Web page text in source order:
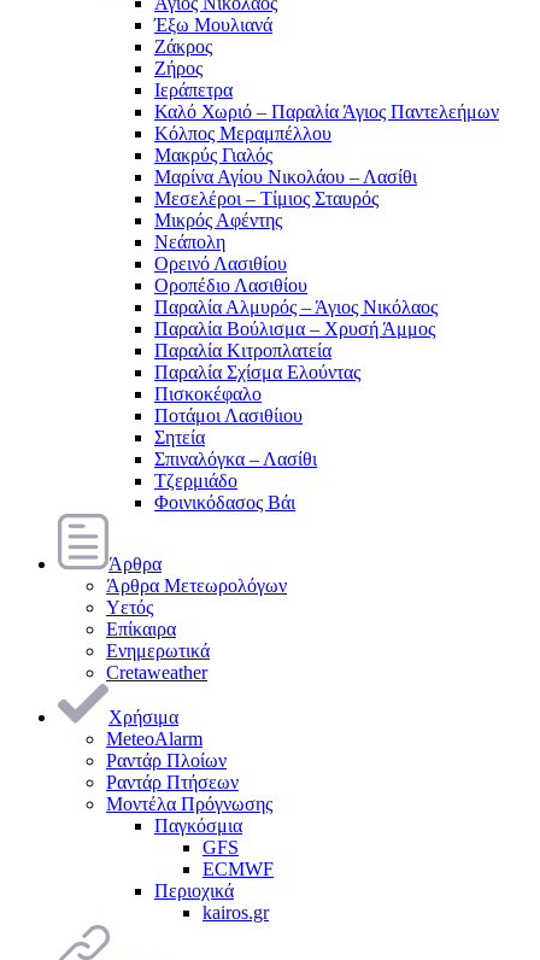
Έξω Μουλιανά
Ζάκρος
Ζήρος
Ιεράπετρα
Καλό Χωριό – Παραλία Άγιος Παντελεήμων
Κόλπος Μεραμπέλλου
Μακρύς Γιαλός
Μαρίνα Αγίου Νικολάου – Λασίθι
Μεσελέροι – Τίμιος Σταυρός
Μικρός Αφέντης
Νεάπολη
Ορεινό Λασιθίου
Οροπέδιο Λασιθίου
Παραλία Αλμυρός – Άγιος Νικόλαος
Παραλία Βούλισμα – Χρυσή Άμμος
Παραλία Κιτροπλατεία
Παραλία Σχίσμα Ελούντας
Πισκοκέφαλο
Ποτάμοι Λασιθίιου
Σητεία
Σπιναλόγκα – Λασίθι
Τζερμιάδο
Φοινικόδασος Βάι
Άρθρα
Άρθρα Μετεωρολόγων
Υετός
Επίκαιρα
Ενημερωτικά
Cretaweather
Χρήσιμα
MeteoAlarm
Ραντάρ Πλοίων
Ραντάρ Πτήσεων
Μοντέλα Πρόγνωσης
Παγκόσμια
GFS
ECMWF
Περιοχικά
kairos.gr